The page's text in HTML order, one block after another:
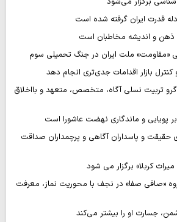
قدرت ایران گرفته شده است
ذهن و اندیشه مخاطبان است
بازار اقدامات جدی‌تری انجام دهد
تربیت نسلی آگاه، متخصص، متعهد و بااخلاق
پویایی و ماندگاری نهضت عاشورا است
حقیقت و پاسداران آگاهی و پرچمداران صداقت
کربلا» برگزار می شود
«صافی صفا» در نجف با محوریت نماز، معرفت
جسارت او را بیشتر می‌کند